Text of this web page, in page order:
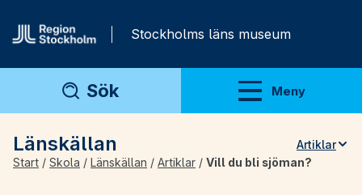
Stockholms läns museum
Sök Meny
Visa meny
Länskällan
Artiklar
Teman
Start / Skola / Länskällan / Artiklar / Vill du bli sjöman?